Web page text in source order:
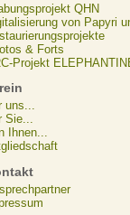
QHN
von Papyri
& Forts
Projekt
uns...
Sie...
Ihnen...